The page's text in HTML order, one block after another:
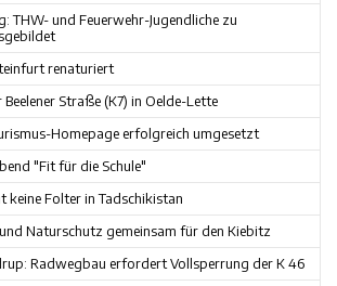
THW- und Feuerwehr-Jugendliche zu
renaturiert
Straße (K7) in Oelde-Lette
Homepage erfolgreich umgesetzt
"Fit für die Schule"
keine Folter in Tadschikistan
Naturschutz gemeinsam für den Kiebitz
Radwegbau erfordert Vollsperrung der K 46